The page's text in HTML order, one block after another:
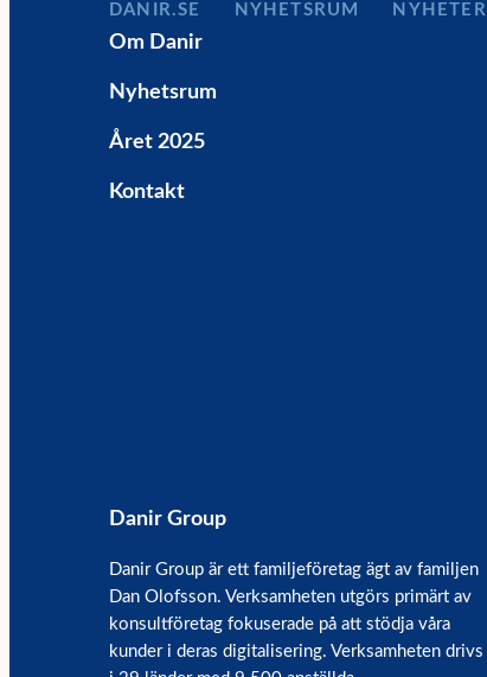
DANIR NYHETSRUM NYHETER
Om Danir
Nyhetsrum
Året 2025
Kontakt
Danir Group
Danir Group är ett familjeföretag ägt av familjen
Dan Olofsson. Verksamheten utgörs primärt av
konsultföretag fokuserade på att stödja våra
kunder i deras digitalisering. Verksamheten drivs